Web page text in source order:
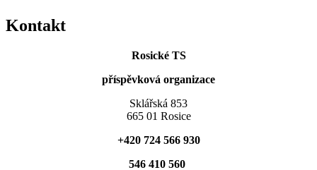
Kontakt
Rosické TS
příspěvková organizace
Sklářská 853
665 01 Rosice
+420 724 566 930
546 410 560